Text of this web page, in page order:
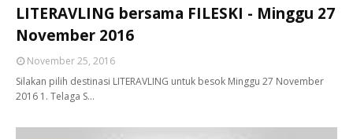
LITERAVLING bersama FILESKI - Minggu 27
November 2016
November 25, 2016
Silakan pilih destinasi LITERAVLING untuk besok Minggu 27 November
2016 1. Telaga S…